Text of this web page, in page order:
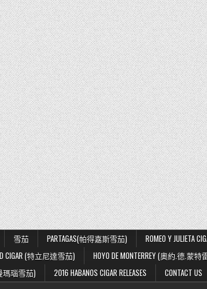
雪茄 PARTAGAS(帕得嘉斯雪茄) ROMEO Y JULIETA
CIGAR (特立尼達雪茄) HOYO DE MONTERREY (奧約.德.蒙特
瑪瑙雪茄)
2016 HABANOS CIGAR RELEASES CONTACT US